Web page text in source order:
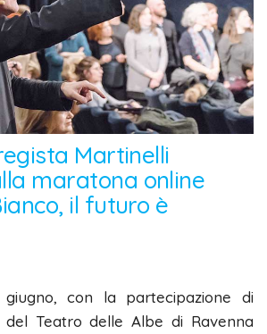
Martinelli
maratona online
il futuro è
giugno, con la partecipazione di
Teatro delle Albe di Ravenna